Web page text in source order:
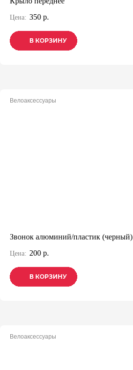
Цена: 350 р.
В КОРЗИНУ
В КОРЗИНУ
В КОРЗИНУ
Велоаксессуары
Звонок алюминий/пластик (черный)
Цена: 200 р.
В КОРЗИНУ
В КОРЗИНУ
В КОРЗИНУ
Велоаксессуары